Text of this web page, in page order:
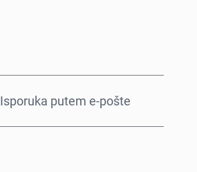
Isporuka putem e-pošte